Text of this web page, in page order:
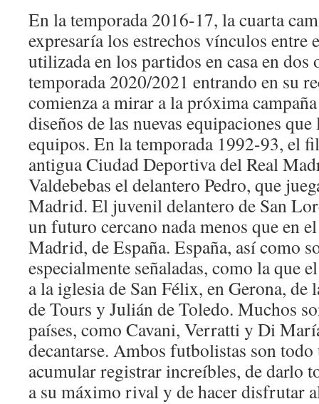
En la temporada 2016-17, la cuarta
expresaría los estrechos vínculos entre
utilizada en los partidos en casa en dos
temporada 2020/2021 entrando en su
comienza a mirar a la próxima
diseños de las nuevas equipaciones
equipos. En la temporada 1992-93, el
antigua Ciudad Deportiva del Real
Valdebebas el delantero Pedro, que
Madrid. El juvenil delantero de San
un futuro cercano nada menos que en
Madrid, de España. España, así como
especialmente señaladas, como la que
a la iglesia de San Félix, en Gerona,
de Tours y Julián de Toledo. Muchos
países, como Cavani, Verratti y Di
decantarse. Ambos futbolistas son todo
acumular registrar increíbles, de darlo
a su máximo rival y de hacer disfrutar